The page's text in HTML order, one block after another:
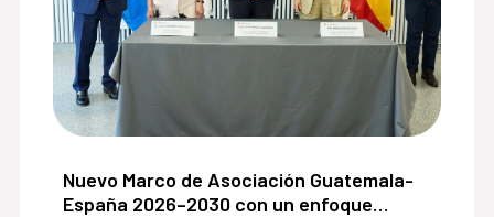
2026–2027:
Nuevo Marco de Asociación Guatemala-
Nuevo Marco de Asociación Guatemala-
España 2026–2030 con un enfoque